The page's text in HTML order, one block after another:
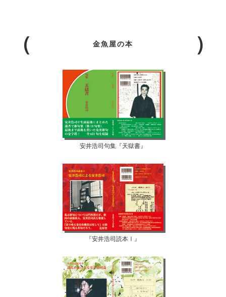
金魚屋の本
安井浩司句集『天獄書』
『安井浩司読本Ⅰ』